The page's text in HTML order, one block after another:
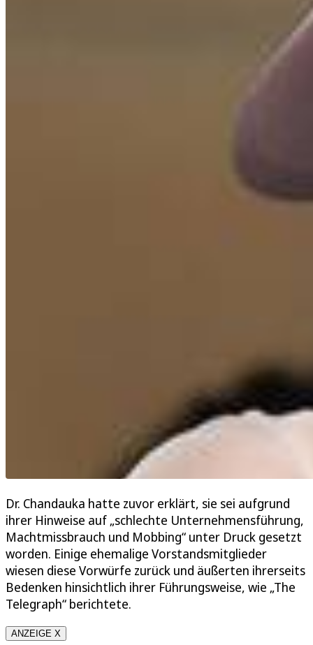
Dr. Chandauka hatte zuvor erklärt, sie sei aufgrund
ihrer Hinweise auf „schlechte Unternehmensführung,
Machtmissbrauch und Mobbing“ unter Druck gesetzt
worden. Einige ehemalige Vorstandsmitglieder
wiesen diese Vorwürfe zurück und äußerten ihrerseits
Bedenken hinsichtlich ihrer Führungsweise, wie „The
Telegraph“ berichtete.
ANZEIGE X